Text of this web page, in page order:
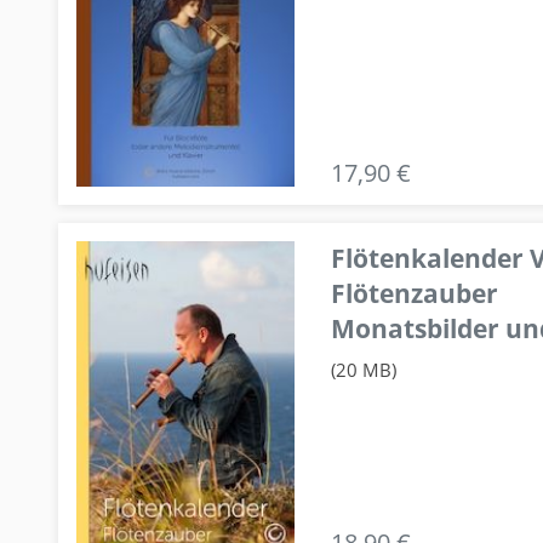
17,90 €
Flötenkalender
Flötenzauber
Monatsbilder
(20 MB)